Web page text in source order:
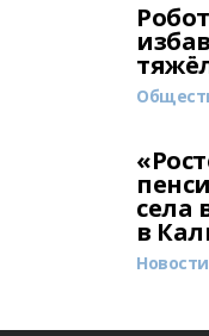
села
в
Новости